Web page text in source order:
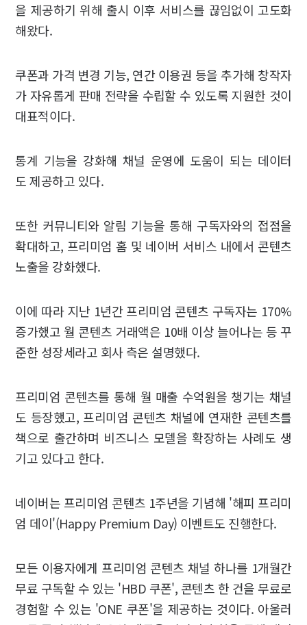
을 제공하기 위해 출시 이후 서비스를 끊임없이 고도화
해왔다.
쿠폰과 가격 변경 기능, 연간 이용권 등을 추가해 창작자
가 자유롭게 판매 전략을 수립할 수 있도록 지원한 것이
대표적이다.
통계 기능을 강화해 채널 운영에 도움이 되는 데이터
도 제공하고 있다.
또한 커뮤니티와 알림 기능을 통해 구독자와의 접점을
확대하고, 프리미엄 홈 및 네이버 서비스 내에서 콘텐츠
노출을 강화했다.
이에 따라 지난 1년간 프리미엄 콘텐츠 구독자는 170%
증가했고 월 콘텐츠 거래액은 10배 이상 늘어나는 등 꾸
준한 성장세라고 회사 측은 설명했다.
프리미엄 콘텐츠를 통해 월 매출 수억원을 챙기는 채널
도 등장했고, 프리미엄 콘텐츠 채널에 연재한 콘텐츠를
책으로 출간하며 비즈니스 모델을 확장하는 사례도 생
기고 있다고 한다.
네이버는 프리미엄 콘텐츠 1주년을 기념해 '해피 프리미
엄 데이'(Happy Premium Day) 이벤트도 진행한다.
모든 이용자에게 프리미엄 콘텐츠 채널 하나를 1개월간
무료 구독할 수 있는 'HBD 쿠폰', 콘텐츠 한 건을 무료로
경험할 수 있는 'ONE 쿠폰'을 제공하는 것이다. 아울러